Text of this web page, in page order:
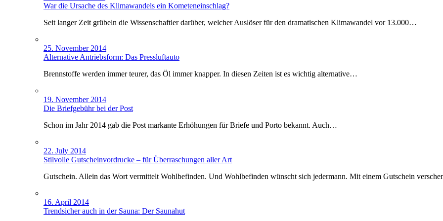
War die Ursache des Klimawandels ein Kometeneinschlag?
Seit langer Zeit grübeln die Wissenschaftler darüber, welcher Auslöser für den dramatischen Klimawandel vor 13.000…
25. November 2014
Alternative Antriebsform: Das Pressluftauto
Brennstoffe werden immer teurer, das Öl immer knapper. In diesen Zeiten ist es wichtig alternative…
19. November 2014
Die Briefgebühr bei der Post
Schon im Jahr 2014 gab die Post markante Erhöhungen für Briefe und Porto bekannt. Auch…
22. July 2014
Stilvolle Gutscheinvordrucke – für Überraschungen aller Art
Gutschein. Allein das Wort vermittelt Wohlbefinden. Und Wohlbefinden wünscht sich jedermann. Mit einem Gutschein
16. April 2014
Trendsicher auch in der Sauna: Der Saunahut